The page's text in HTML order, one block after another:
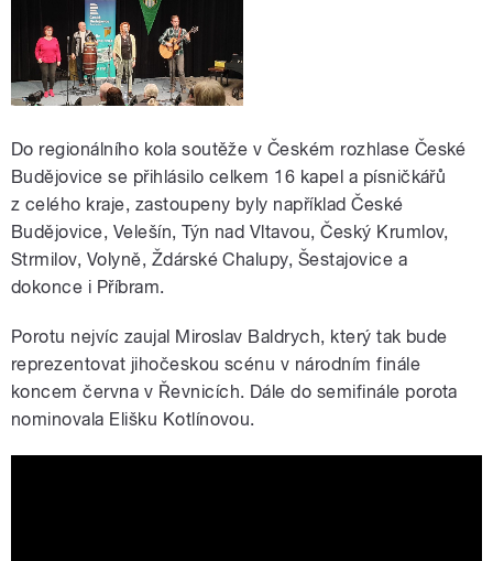
Do regionálního kola soutěže v Českém rozhlase České
Budějovice se přihlásilo celkem 16 kapel a písničkářů
z celého kraje, zastoupeny byly například České
Budějovice, Velešín, Týn nad Vltavou, Český Krumlov,
Strmilov, Volyně, Ždárské Chalupy, Šestajovice a
dokonce i Příbram.
Porotu nejvíc zaujal Miroslav Baldrych, který tak bude
reprezentovat jihočeskou scénu v národním finále
koncem června v Řevnicích. Dále do semifinále porota
nominovala Elišku Kotlínovou.